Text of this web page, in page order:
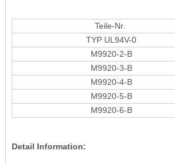
Teile-Nr.
TYP UL94V-0
M9920-2-B
M9920-3-B
M9920-4-B
M9920-5-B
M9920-6-B
Detail Information: